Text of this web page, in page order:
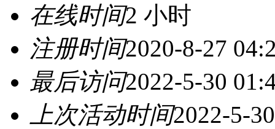
在线时间2 小时
注册时间2020-8-27
最后访问2022-5-30
上次活动时间2022-5-